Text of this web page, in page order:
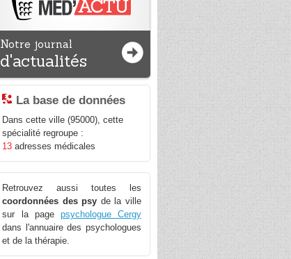
Notre journal
d'actualités
La base de données
Dans cette ville (95000), cette
spécialité regroupe :
13 adresses médicales
Retrouvez aussi toutes les
coordonnées des psy de la ville
sur la page psychologue Cergy
dans l'annuaire des psychologues
et de la thérapie.